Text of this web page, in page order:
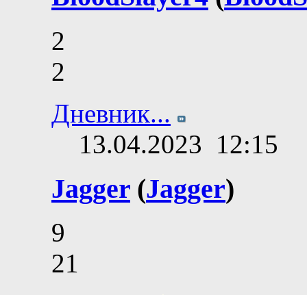
2
2
Дневник...
13.04.2023 12:15
Jagger (Jagger)
9
21